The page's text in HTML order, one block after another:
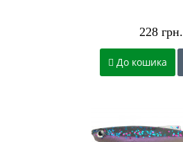
228 грн.
До кошика